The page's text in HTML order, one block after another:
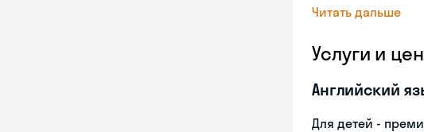
Читать дальше
Услуги и
Английский
Для детей -